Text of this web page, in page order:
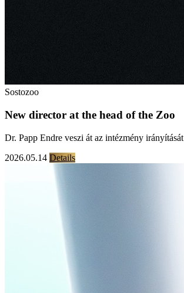
Sostozoo
New director at the head of the Zoo
Dr. Papp Endre veszi át az intézmény irányítását
2026.05.14 Details